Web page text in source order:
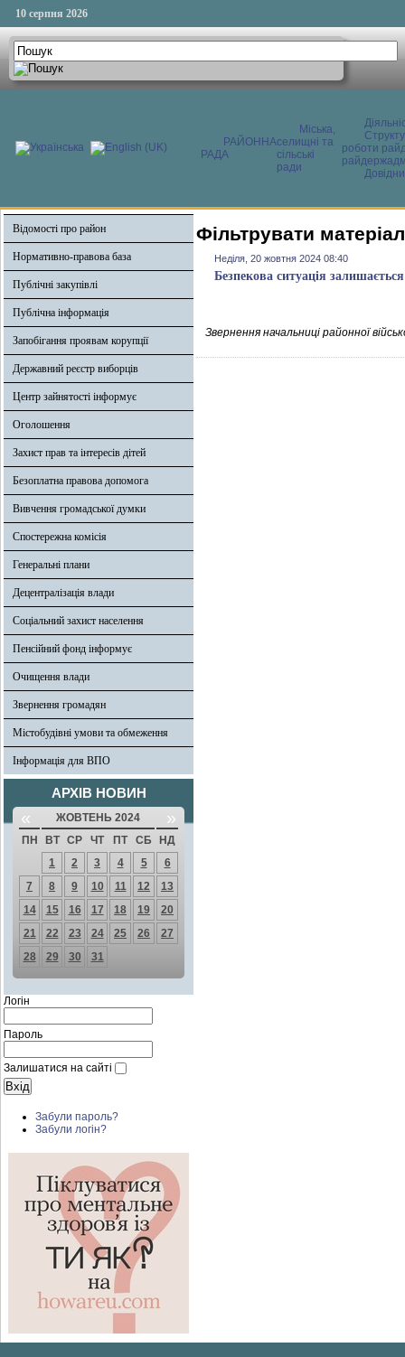
10 серпня 2026
РАЙОННА
РАДА
Міська,
селищні та
сільські
ради
роботи
Відомості про район
Нормативно-правова база
Публічні закупівлі
Публічна інформація
Запобігання проявам корупції
Державний реєстр виборців
Центр зайнятості інформує
Оголошення
Захист прав та інтересів дітей
Безоплатна правова допомога
Вивчення громадської думки
Спостережна комісія
Генеральні плани
Децентралізація влади
Соціальний захист населення
Пенсійний фонд інформує
Очищення влади
Звернення громадян
Містобудівні умови та обмеження
Інформація для ВПО
АРХІВ НОВИН
« ЖОВТЕНЬ 2024 »
ПН ВТ СР ЧТ ПТ СБ
НД
1
2 3 4 5
6
7
8 9 10 11 12
13
14
15 16 17 18 19
20
21
22 23 24 25 26
27
28
29 30 31
Логін
Пароль
Залишатися на сайті
Забули пароль?
Забули логін?
Фільтрувати
Неділя, 20 жовтня 2024 08:40
Безпекова ситуація
Звернення начальниці районної